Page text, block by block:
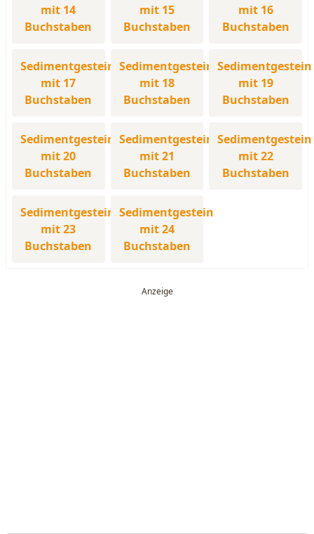
mit 14
Buchstaben
mit 15
Buchstaben
mit 16
Buchstaben
Sedimentgestein
mit 17
Buchstaben
Sedimentgestein
mit 18
Buchstaben
Sedimentgestein
mit 19
Buchstaben
Sedimentgestein
mit 20
Buchstaben
Sedimentgestein
mit 21
Buchstaben
Sedimentgestein
mit 22
Buchstaben
Sedimentgestein
mit 23
Buchstaben
Sedimentgestein
mit 24
Buchstaben